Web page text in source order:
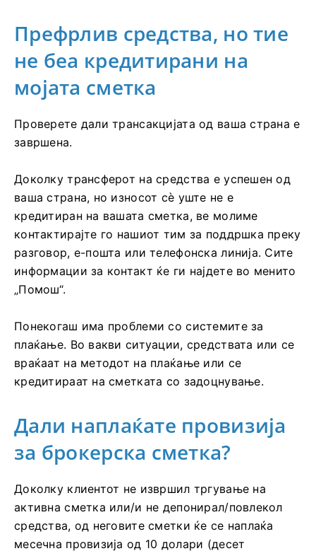
Префрлив средства, но тие
не беа кредитирани на
мојата сметка
Проверете дали трансакцијата од ваша страна е
завршена.
Доколку трансферот на средства е успешен од
ваша страна, но износот сè уште не е
кредитиран на вашата сметка, ве молиме
контактирајте го нашиот тим за поддршка преку
разговор, е-пошта или телефонска линија. Сите
информации за контакт ќе ги најдете во менито
„Помош“.
Понекогаш има проблеми со системите за
плаќање. Во вакви ситуации, средствата или се
враќаат на методот на плаќање или се
кредитираат на сметката со задоцнување.
Дали наплаќате провизија
за брокерска сметка?
Доколку клиентот не извршил тргување на
активна сметка или/и не депонирал/повлекол
средства, од неговите сметки ќе се наплаќа
месечна провизија од 10 долари (десет